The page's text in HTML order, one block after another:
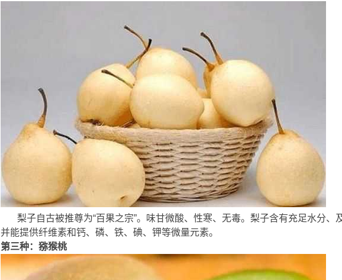
梨子自古被推尊为“百果之宗”。味甘微酸、性寒、无毒。梨子含有充足水分、
并能提供纤维素和钙、磷、铁、碘、钾等微量元素。
第三种：猕猴桃